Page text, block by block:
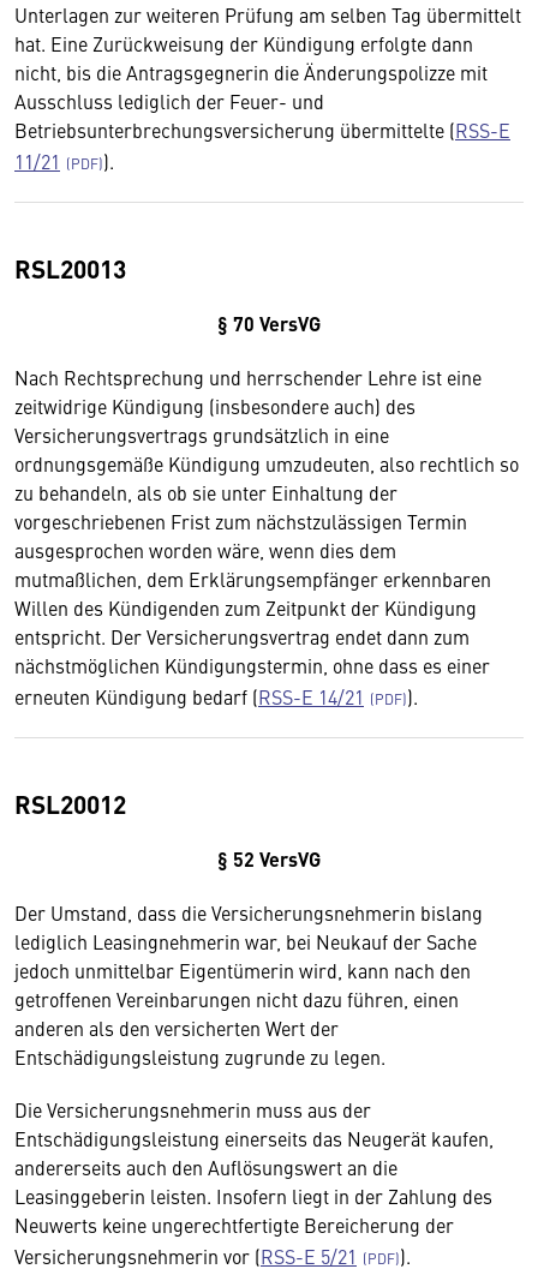
Unterlagen zur weiteren Prüfung am selben Tag übermittelt
hat. Eine Zurückweisung der Kündigung erfolgte dann
nicht, bis die Antragsgegnerin die Änderungspolizze mit
Ausschluss lediglich der Feuer- und
Betriebsunterbrechungsversicherung übermittelte (RSS-E
11/21
).
RSL20013
§ 70 VersVG
Nach Rechtsprechung und herrschender Lehre ist eine
zeitwidrige Kündigung (insbesondere auch) des
Versicherungsvertrags grundsätzlich in eine
ordnungsgemäße Kündigung umzudeuten, also rechtlich so
zu behandeln, als ob sie unter Einhaltung der
vorgeschriebenen Frist zum nächstzulässigen Termin
ausgesprochen worden wäre, wenn dies dem
mutmaßlichen, dem Erklärungsempfänger erkennbaren
Willen des Kündigenden zum Zeitpunkt der Kündigung
entspricht. Der Versicherungsvertrag endet dann zum
nächstmöglichen Kündigungstermin, ohne dass es einer
erneuten Kündigung bedarf (RSS-E 14/21 ).
RSL20012
§ 52 VersVG
Der Umstand, dass die Versicherungsnehmerin bislang
lediglich Leasingnehmerin war, bei Neukauf der Sache
jedoch unmittelbar Eigentümerin wird, kann nach den
getroffenen Vereinbarungen nicht dazu führen, einen
anderen als den versicherten Wert der
Entschädigungsleistung zugrunde zu legen.
Die Versicherungsnehmerin muss aus der
Entschädigungsleistung einerseits das Neugerät kaufen,
andererseits auch den Auflösungswert an die
Leasinggeberin leisten. Insofern liegt in der Zahlung des
Neuwerts keine ungerechtfertigte Bereicherung der
Versicherungsnehmerin vor (RSS-E 5/21 ).